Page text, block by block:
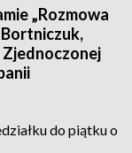
„Rozmowa
Bortniczuk,
do piątku o